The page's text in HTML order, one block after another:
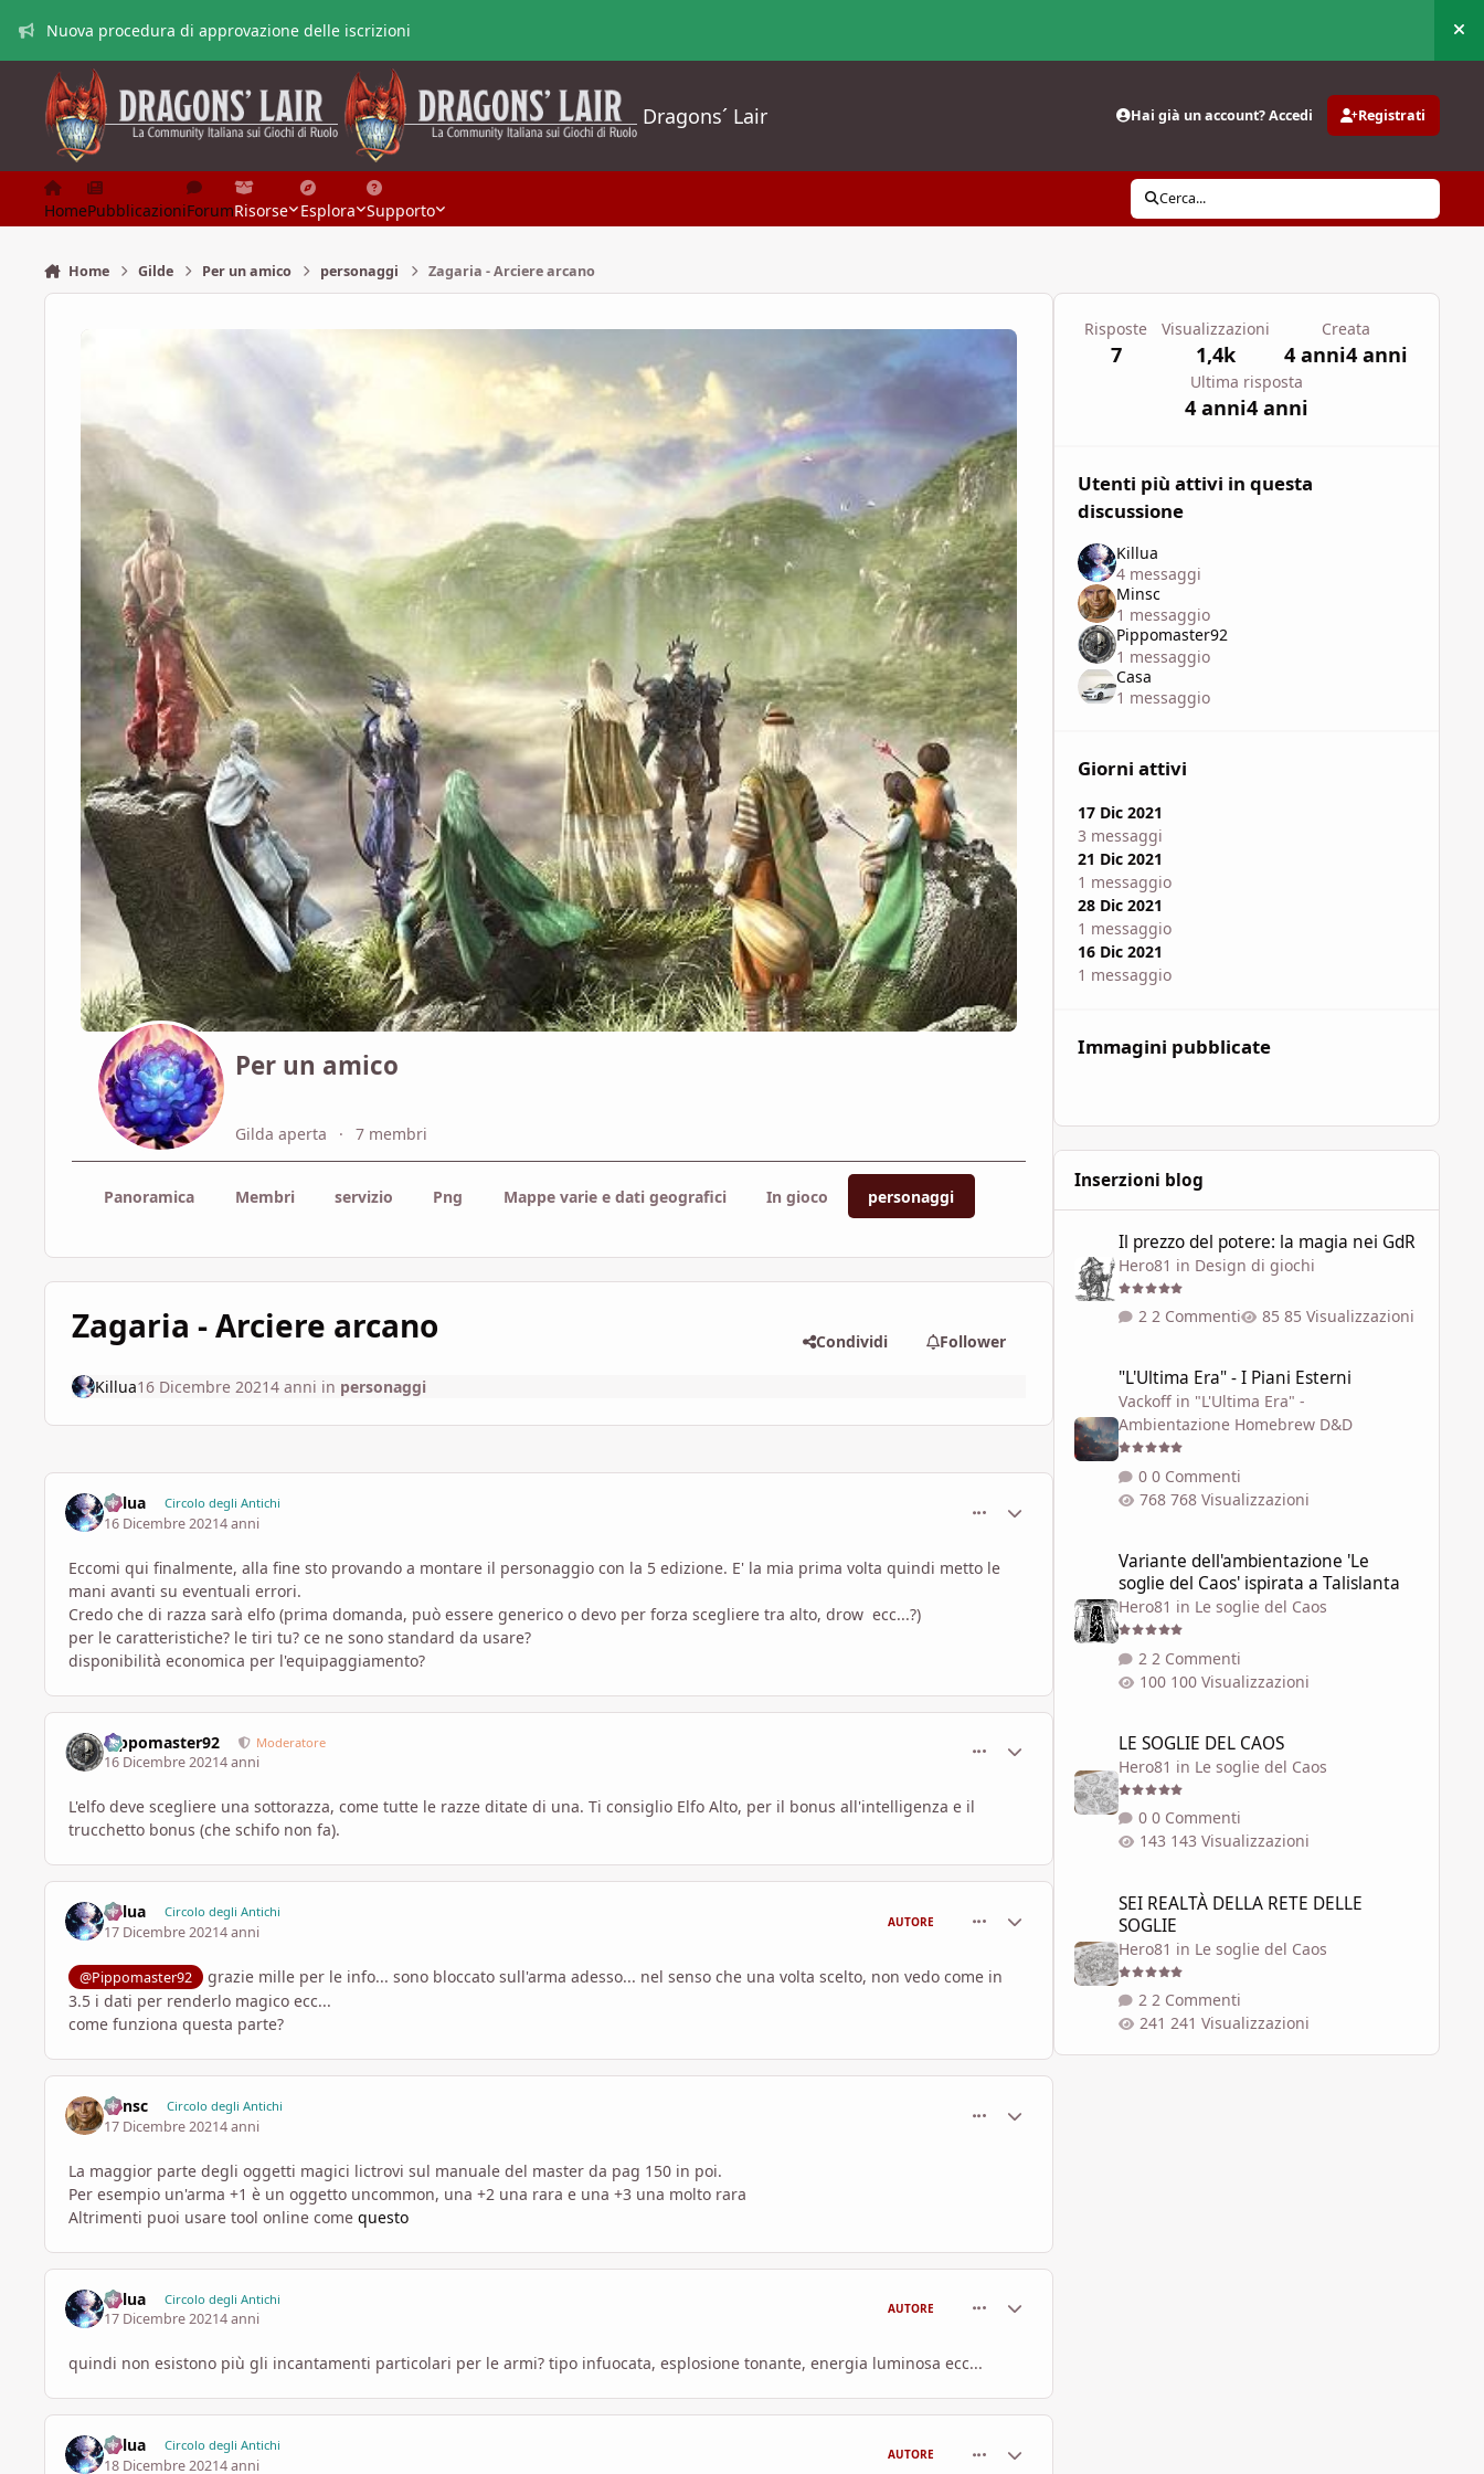
Nuova procedura di approvazione delle iscrizioni
Dragons´ Lair Hai già un account? Accedi Registrati
HomePubblicazioniForumRisorse Esplora Supporto
Cerca...
Home Gilde Per un amico personaggi Zagaria - Arciere arcano
Per un amico
Gilda aperta 7 membri
Panoramica Membri servizio Png Mappe varie e dati geografici In gioco personaggi
Zagaria - Arciere arcano Condividi Follower
Killua16 Dicembre 20214 anni in personaggi
Killua Circolo degli Antichi
16 Dicembre 20214 anni
Statistiche Autore
Eccomi qui finalmente, alla fine sto provando a montare il personaggio con la 5 edizione. E' la mia prima volta quindi metto le
mani avanti su eventuali errori.
Credo che di razza sarà elfo (prima domanda, può essere generico o devo per forza scegliere tra alto, drow ecc...?)
per le caratteristiche? le tiri tu? ce ne sono standard da usare?
disponibilità economica per l'equipaggiamento?
Pippomaster92 Moderatore
16 Dicembre 20214 anni
Statistiche Autore
L'elfo deve scegliere una sottorazza, come tutte le razze ditate di una. Ti consiglio Elfo Alto, per il bonus all'intelligenza e il
trucchetto bonus (che schifo non fa).
Killua Circolo degli Antichi
17 Dicembre 20214 anni
AUTORE Statistiche Autore
@Pippomaster92
grazie mille per le info... sono bloccato sull'arma adesso... nel senso che una volta scelto, non vedo come in
3.5 i dati per renderlo magico ecc...
come funziona questa parte?
Minsc Circolo degli Antichi
17 Dicembre 20214 anni
La maggior parte degli oggetti magici lictrovi sul manuale del master da pag 150 in poi.
Per esempio un'arma +1 è un oggetto uncommon, una +2 una rara e una +3 una molto rara
Altrimenti puoi usare tool online come questo
Killua Circolo degli Antichi
17 Dicembre 20214 anni
AUTORE
quindi non esistono più gli incantamenti particolari per le armi? tipo infuocata, esplosione tonante, energia luminosa ecc...
Killua Circolo degli Antichi
18 Dicembre 20214 anni
AUTORE
Risposte
7
Visualizzazioni
1,4k
Creata
4 anni4 anni
Ultima risposta
4 anni4 anni
Utenti più attivi in questa
discussione
Killua
4 messaggi
Minsc
1 messaggio
Pippomaster92
1 messaggio
Casa
1 messaggio
Giorni attivi
17 Dic 2021
3 messaggi
21 Dic 2021
1 messaggio
28 Dic 2021
1 messaggio
16 Dic 2021
1 messaggio
Immagini pubblicate
Inserzioni blog
Il prezzo del potere: la magia nei GdR
Hero81 in Design di giochi
2 Commenti 85 Visualizzazioni
"L'Ultima Era" - I Piani Esterni
Vackoffin "L'Ultima Era" -
Ambientazione Homebrew D&D
0 Commenti
768 Visualizzazioni
Variante dell'ambientazione 'Le
soglie del Caos' ispirata a Talislanta
Hero81 in Le soglie del Caos
2 Commenti
100 Visualizzazioni
LE SOGLIE DEL CAOS
LE SOGLIE DEL CAOS
Hero81 in Le soglie del Caos
0 Commenti
143 Visualizzazioni
SEI REALTÀ DELLA RETE DELLE
SOGLIE
Hero81 in Le soglie del Caos
2 Commenti
241 Visualizzazioni